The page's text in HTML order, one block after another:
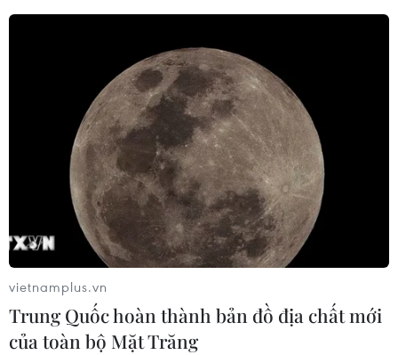
vietnamplus.vn
Trung Quốc hoàn thành bản đồ địa chất mới
của toàn bộ Mặt Trăng